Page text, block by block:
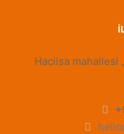
Haciisa mahallesi